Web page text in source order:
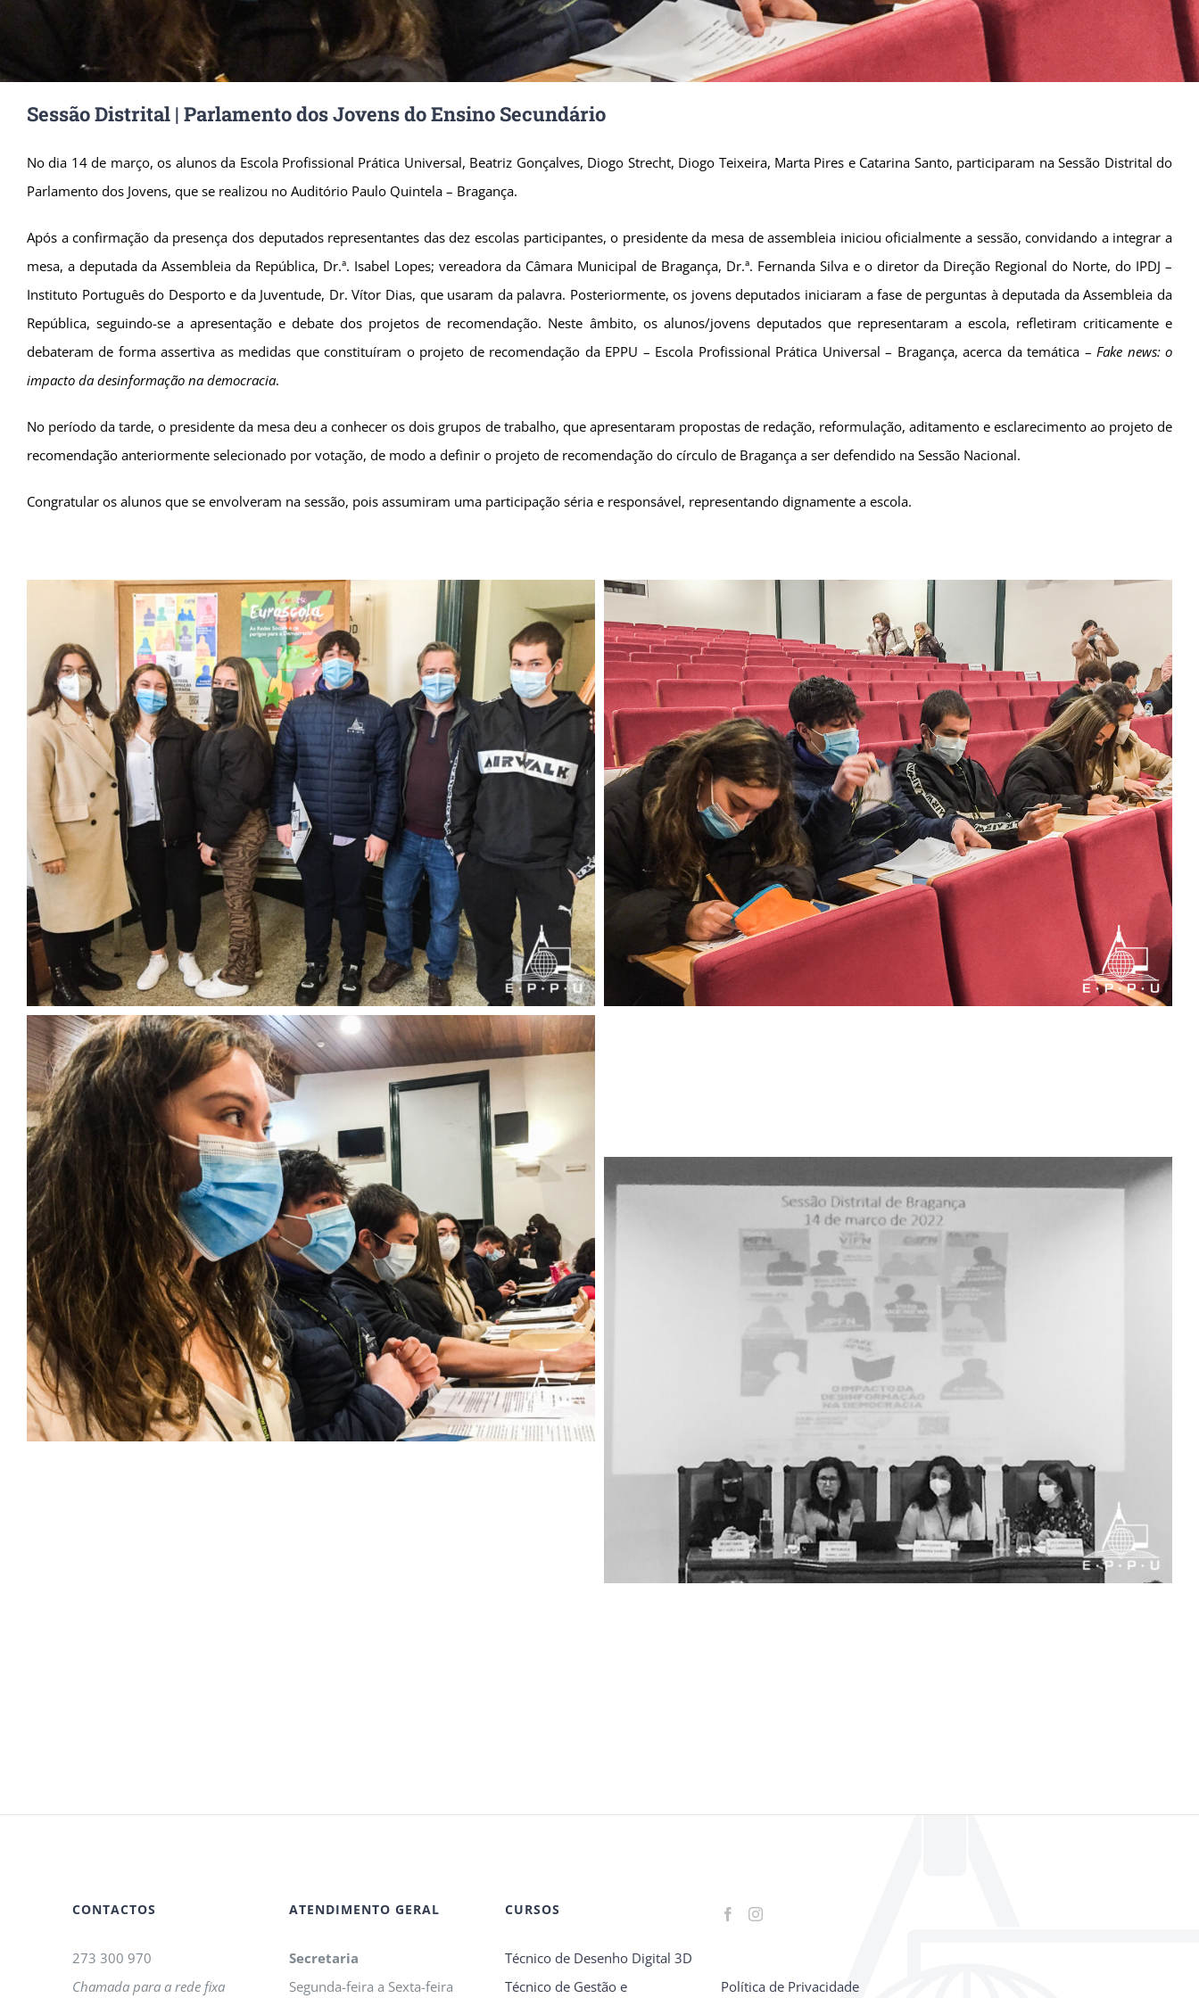
Sessão Distrital | Parlamento dos Jovens do Ensino Secundário
No dia 14 de março, os alunos da Escola Profissional Prática Universal, Beatriz Gonçalves, Diogo Strecht, Diogo Teixeira, Marta Pires e Catarina Santo, participaram na Sessão Distrital do
Parlamento dos Jovens, que se realizou no Auditório Paulo Quintela – Bragança.
Após a confirmação da presença dos deputados representantes das dez escolas participantes, o presidente da mesa de assembleia iniciou oficialmente a sessão, convidando a integrar a
mesa, a deputada da Assembleia da República, Dr.ª. Isabel Lopes; vereadora da Câmara Municipal de Bragança, Dr.ª. Fernanda Silva e o diretor da Direção Regional do Norte, do IPDJ –
Instituto Português do Desporto e da Juventude, Dr. Vítor Dias, que usaram da palavra. Posteriormente, os jovens deputados iniciaram a fase de perguntas à deputada da Assembleia da
República, seguindo-se a apresentação e debate dos projetos de recomendação. Neste âmbito, os alunos/jovens deputados que representaram a escola, refletiram criticamente e
debateram de forma assertiva as medidas que constituíram o projeto de recomendação da EPPU – Escola Profissional Prática Universal – Bragança, acerca da temática – Fake news: o
impacto da desinformação na democracia.
No período da tarde, o presidente da mesa deu a conhecer os dois grupos de trabalho, que apresentaram propostas de redação, reformulação, aditamento e esclarecimento ao projeto de
recomendação anteriormente selecionado por votação, de modo a definir o projeto de recomendação do círculo de Bragança a ser defendido na Sessão Nacional.
Congratular os alunos que se envolveram na sessão, pois assumiram uma participação séria e responsável, representando dignamente a escola.
CONTACTOS
273 300 970
Chamada para a rede fixa
ATENDIMENTO GERAL
Secretaria
Segunda-feira a Sexta-feira
CURSOS
Técnico de Desenho Digital 3D
Técnico de Gestão e
Política de Privacidade